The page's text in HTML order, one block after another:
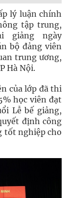
lý luận chính
tập trung,
giảng ngày
bộ đảng viên
trung ương,
Hà Nội.
của lớp đã thi
học viên đạt
Lễ bế giảng,
định công
tốt nghiệp cho